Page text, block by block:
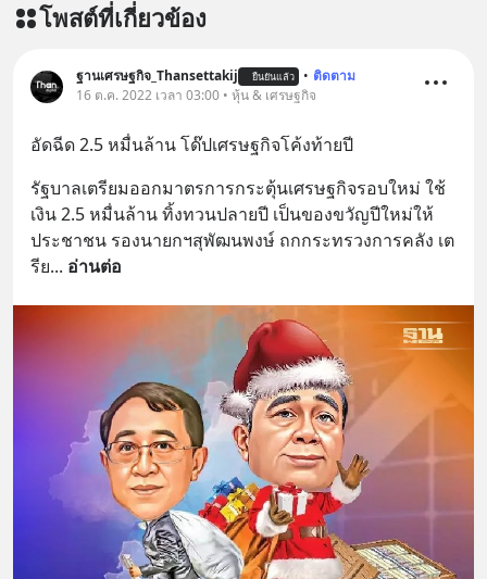
โพสต์ที่เกี่ยวข้อง
ฐานเศรษฐกิจ_Thansettakij ยืนยันแล้ว • ติดตาม
16 ต.ค. 2022 เวลา 03:00 • หุ้น & เศรษฐกิจ
อัดฉีด 2.5 หมื่นล้าน โด๊ปเศรษฐกิจโค้งท้ายปี
รัฐบาลเตรียมออกมาตรการกระตุ้นเศรษฐกิจรอบใหม่ ใช้
เงิน 2.5 หมื่นล้าน ทิ้งทวนปลายปี เป็นของขวัญปีใหม่ให้
ประชาชน รองนายกฯสุพัฒนพงษ์ ถกกระทรวงการคลัง เต
รีย... อ่านต่อ